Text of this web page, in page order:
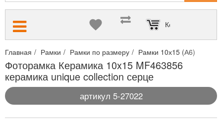
Корзина пуста
Главная Рамки Рамки по размеру Рамки 10х15 (А6)
Фоторамка Керамика 10x15 MF463856
керамика unique collection серце
артикул 5-27022